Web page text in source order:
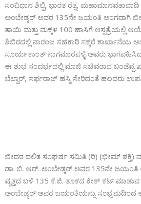
ಸಂವಿಧಾನ ಶಿಲ್ಪಿ, ಭಾರತ ರತ್ನ,
ಅಂಬೇಡ್ಕರ್ ಅವರ 135ನೇ ಜಯಂತಿ ಅಂಗವಾಗಿ
ತಾಯಿ ಮತ್ತು ಮಕ್ಕಳ 100 ಹಾಸಿಗೆ ಆಸ್ಪತ್ರೆಯಲ್ಲಿ
ಶಿಬಿರದಲ್ಲಿ ನಾರಂಜ ಸಹಕಾರಿ ಸಕ್ಕರೆ ಕಾರ್ಖಾನೆಯ
ಸೂರ್ಯಕಾಂತ್ ನಾಗಮಾರಪಳ್ಳಿ ಅವರು
ಈ ಶುಭ ಸಂದರ್ಭದಲ್ಲಿ ಮಾಜಿ ಸಚಿವರಾದ
ಬೆಲ್ದಾರ್, ಸರ್ಫರಾಜ್ ಹಸ್ಮಿ ಸೇರಿದಂತೆ ಹಲವರು
ಬೀದರ ದಲಿತ ಸಂಘರ್ಷ ಸಮಿತಿ (ರಿ) (ಭೀಮ್
ಡಾ. ಬಿ. ಆರ್. ಅಂಬೇಡ್ಕರ್ ಅವರ 135ನೇ ಜಯಂತಿ
ವೃತ್ತದ ಬಳಿ 135 ಕೆ.ಜಿ. ತೂಕದ ಕೇಕ್ ಕಟ್
ಅಂಬೇಡ್ಕರ್ ಅವರ ಜಯಂತಿಯನ್ನು ಸಂಭ್ರಮದಿಂದ